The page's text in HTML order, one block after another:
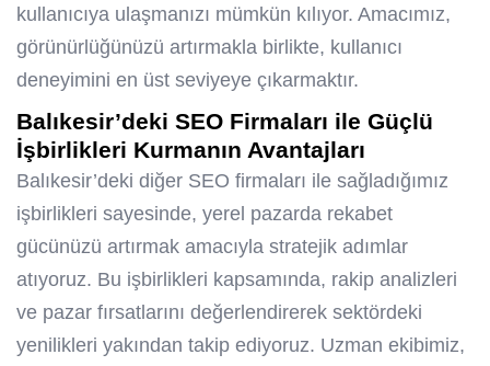
kullanıcıya ulaşmanızı mümkün kılıyor. Amacımız,
görünürlüğünüzü artırmakla birlikte, kullanıcı
deneyimini en üst seviyeye çıkarmaktır.
Balıkesir’deki SEO Firmaları ile Güçlü
İşbirlikleri Kurmanın Avantajları
Balıkesir’deki diğer SEO firmaları ile sağladığımız
işbirlikleri sayesinde, yerel pazarda rekabet
gücünüzü artırmak amacıyla stratejik adımlar
atıyoruz. Bu işbirlikleri kapsamında, rakip analizleri
ve pazar fırsatlarını değerlendirerek sektördeki
yenilikleri yakından takip ediyoruz. Uzman ekibimiz,